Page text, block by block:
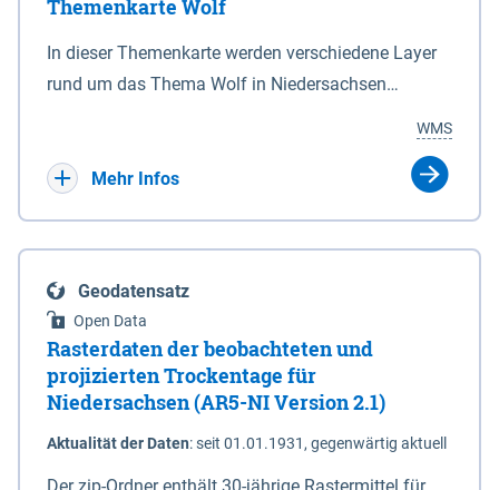
mit Sperrvorrichtungen in Tidegewässern, die dem
Schutz eines Gebietes vor erhöhten Tiden, vor allem
vor Sturmfluten, zu dienen bestimmt sind (§2 Abs.3
Eigenschaft eines Sperrwerkes durch Widmung, die
die Deichbehörde durch Verordnung ausspricht.
Themenkarte Wolf
In dieser Themenkarte werden verschiedene Layer
rund um das Thema Wolf in Niedersachsen
sowie Status der bestehenden Wolfsterritorien im
laufenden Monitoringjahr.
WMS
Mehr Infos
Geodatensatz
Open Data
Rasterdaten der beobachteten und
projizierten Trockentage für
Niedersachsen (AR5-NI Version 2.1)
Aktualität der Daten:seit 01.01.1931, gegenwärtig aktuell